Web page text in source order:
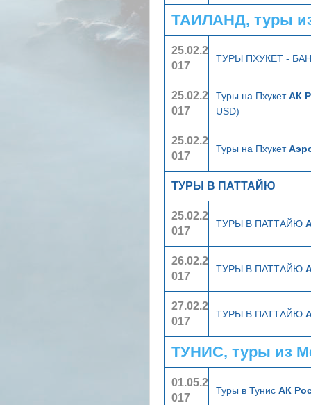
ТАИЛАНД, туры
25.02.2
017
ТУРЫ ПХУКЕТ -
25.02.2
017
Туры на ПхукетАК
USD)
25.02.2
017
Туры на Пхукет
ТУРЫ В ПАТТАЙЮ
25.02.2
017
ТУРЫ В ПАТТАЙЮ
26.02.2
017
ТУРЫ В ПАТТАЙЮ
27.02.2
017
ТУРЫ В ПАТТАЙЮ
ТУНИС, туры из
01.05.2
017
Туры в Тунис АК